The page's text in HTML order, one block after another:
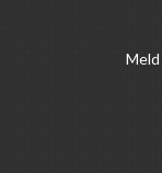
Meld